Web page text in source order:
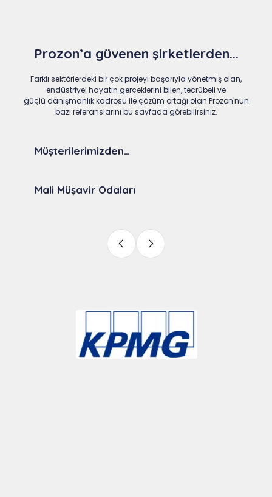
Prozon’a güvenen şirketlerden...
Farklı sektörlerdeki bir çok projeyi başarıyla yönetmiş olan,
endüstriyel hayatın gerçeklerini bilen, tecrübeli ve
güçlü danışmanlık kadrosu ile çözüm ortağı olan Prozon'nun
bazı referanslarını bu sayfada görebilirsiniz.
Müşterilerimizden…
Mali Müşavir Odaları